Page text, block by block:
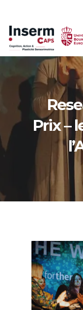
main
content
Prix –